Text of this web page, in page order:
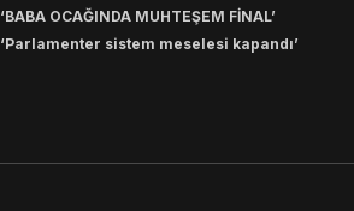
‘BABA OCAĞINDA MUHTEŞEM FİNAL’
‘Parlamenter sistem meselesi kapandı’